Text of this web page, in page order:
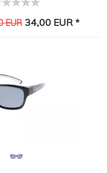
EUR34,00 EUR *